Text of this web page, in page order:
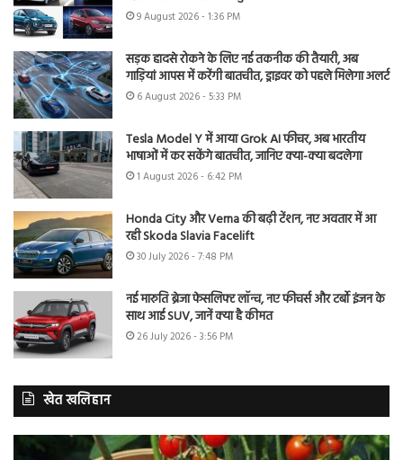
9 August 2026 - 1:36 PM
सड़क हादसे रोकने के लिए नई तकनीक की तैयारी, अब
गाड़ियां आपस में करेंगी बातचीत, ड्राइवर को पहले मिलेगा अलर्ट
6 August 2026 - 5:33 PM
Tesla Model Y में आया Grok AI फीचर, अब भारतीय
भाषाओं में कर सकेंगे बातचीत, जानिए क्या-क्या बदलेगा
1 August 2026 - 6:42 PM
Honda City और Verna की बढ़ी टेंशन, नए अवतार में आ
रही Skoda Slavia Facelift
30 July 2026 - 7:48 PM
नई मारुति ब्रेजा फेसलिफ्ट लॉन्च, नए फीचर्स और टर्बो इंजन के
साथ आई SUV, जानें क्या है कीमत
26 July 2026 - 3:56 PM
खेत खलिहान